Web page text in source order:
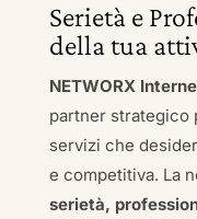
Serietà e
della tua
NETWORX
partner strategico
servizi che
e competitiva. La
serietà,